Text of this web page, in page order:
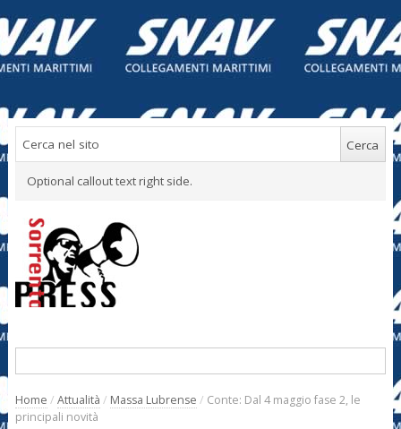
Optional callout text right side.
Home / Attualità / Massa Lubrense / Conte: Dal 4 maggio fase 2, le
principali novità